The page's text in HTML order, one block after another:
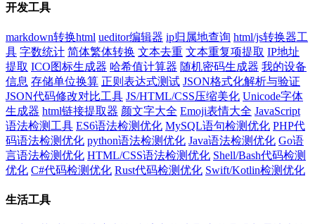
开发工具
markdown转换html ueditor编辑器 ip归属地查询 html/js转换器工
具 字数统计 简体繁体转换 文本去重 文本重复项提取 IP地址
提取 ICO图标生成器 哈希值计算器 随机密码生成器 我的设备
信息 存储单位换算 正则表达式测试 JSON格式化解析与验证
JSON代码修改对比工具 JS/HTML/CSS压缩美化 Unicode字体
生成器 html链接提取器 颜文字大全 Emoji表情大全 JavaScript
语法检测工具 ES6语法检测优化 MySQL语句检测优化 PHP代
码语法检测优化 python语法检测优化 Java语法检测优化 Go语
言语法检测优化 HTML/CSS语法检测优化 Shell/Bash代码检测
优化 C#代码检测优化 Rust代码检测优化 Swift/Kotlin检测优化
生活工具